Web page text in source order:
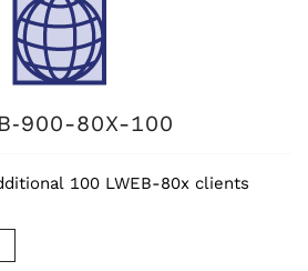
80X-100
100 LWEB-80x clients